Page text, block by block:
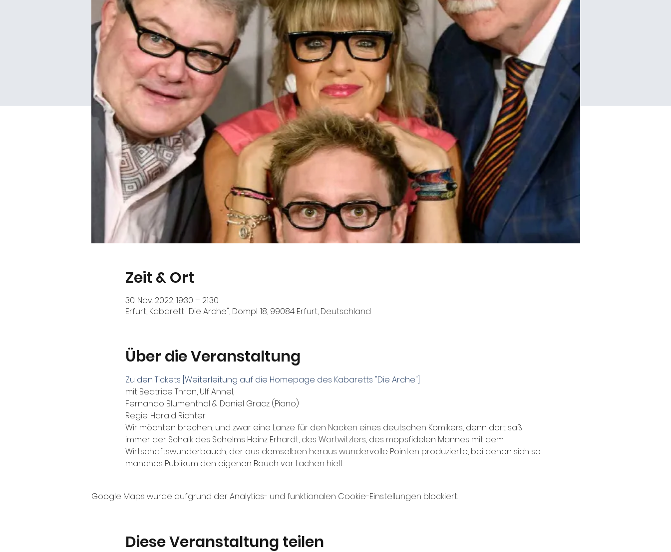
Zeit & Ort
30. Nov. 2022, 19:30 – 21:30
Erfurt, Kabarett "Die Arche", Dompl. 18, 99084 Erfurt, Deutschland
Über die Veranstaltung
Zu den Tickets [Weiterleitung auf die Homepage des Kabaretts "Die Arche"]
mit Beatrice Thron, Ulf Annel,
Fernando Blumenthal & Daniel Gracz (Piano)
Regie: Harald Richter
Wir möchten brechen, und zwar eine Lanze für den Nacken eines deutschen Komikers, denn dort saß
immer der Schalk des Schelms Heinz Erhardt, des Wortwitzlers, des mopsfidelen Mannes mit dem
Wirtschaftswunderbauch, der aus demselben heraus wundervolle Pointen produzierte, bei denen sich so
manches Publikum den eigenen Bauch vor Lachen hielt.
Google Maps wurde aufgrund der Analytics- und funktionalen Cookie-Einstellungen blockiert.
Diese Veranstaltung teilen